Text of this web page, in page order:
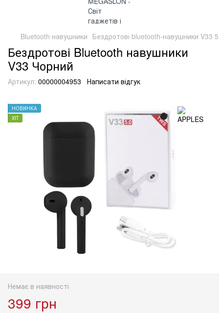
Bluetooth навушники Бездротові bluetooth-навушники V33
Бездротові Bluetooth навушники
V33 Чорний
Артикул: 00000004953 Написати відгук
НОВИНКА
ХІТ
Немає в наявності
399 грн